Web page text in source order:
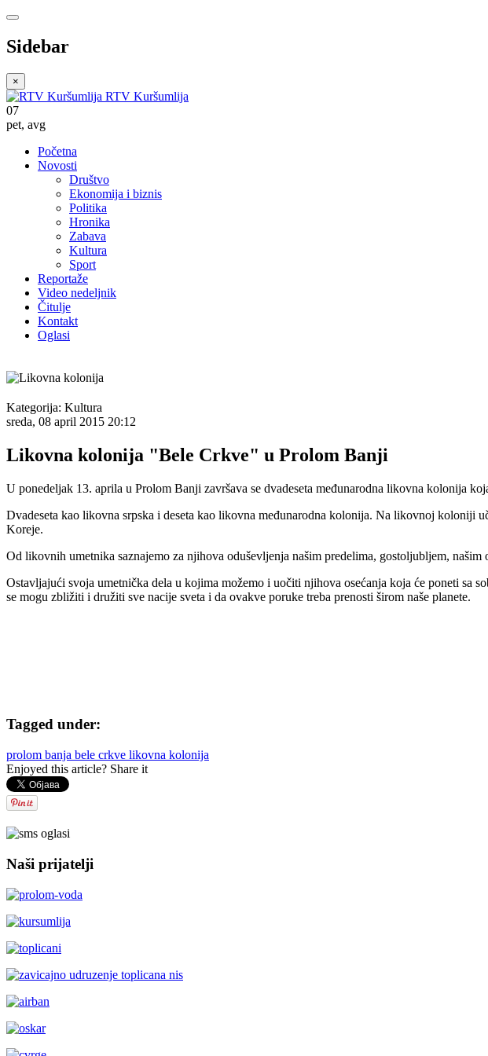
Sidebar
×
RTV Kuršumlija
07
pet, avg
Početna
Novosti
Društvo
Ekonomija i biznis
Politika
Hronika
Zabava
Kultura
Sport
Reportaže
Video nedeljnik
Čitulje
Kontakt
Oglasi
Kategorija: Kultura
sreda, 08 april 2015 20:12
Likovna kolonija "Bele Crkve" u Prolom Banji
U ponedeljak 13. aprila u Prolom Banji završava se dvadeseta međunarodna likovna kolonija
Dvadeseta kao likovna srpska i deseta kao likovna međunarodna kolonija. Na likovnoj
Koreje.
Od likovnih umetnika saznajemo za njihova oduševljenja našim predelima, gostoljubljem, našim
Ostavljajući svoja umetnička dela u kojima možemo i uočiti njihova osećanja koja će poneti sa
se mogu zbližiti i družiti sve nacije sveta i da ovakve poruke treba prenosti širom naše planete.
Tagged under:
prolom banja bele crkve likovna kolonija
Enjoyed this article? Share it
Naši prijatelji